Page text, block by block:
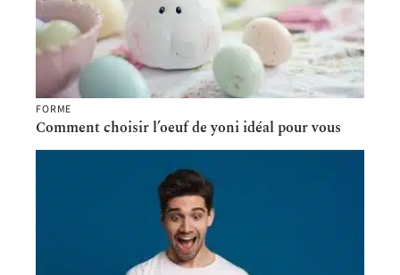
FORME
Comment choisir l’oeuf de yoni idéal pour vous